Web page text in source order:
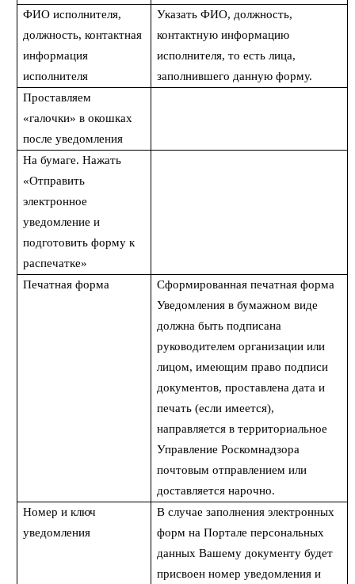
ФИО исполнителя,
должность, контактная
информация
исполнителя
Указать ФИО, должность,
контактную информацию
исполнителя, то есть лица,
заполнившего данную форму.
Проставляем
«галочки» в окошках
после уведомления
На бумаге. Нажать
«Отправить
электронное
уведомление и
подготовить форму к
распечатке»
Печатная форма
Сформированная печатная форма
Уведомления в бумажном виде
должна быть подписана
руководителем организации или
лицом, имеющим право подписи
документов, проставлена дата и
печать (если имеется),
направляется в территориальное
Управление Роскомнадзора
почтовым отправлением или
доставляется нарочно.
Номер и ключ
уведомления
В случае заполнения электронных
форм на Портале персональных
данных Вашему документу будет
присвоен номер уведомления и